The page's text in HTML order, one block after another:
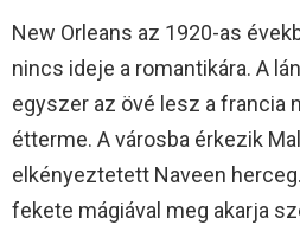
New Orleans az 1920-as
nincs ideje a romantikára. A
egyszer az övé lesz a francia
étterme. A városba érkezik
elkényeztetett Naveen
fekete mágiával meg akarja